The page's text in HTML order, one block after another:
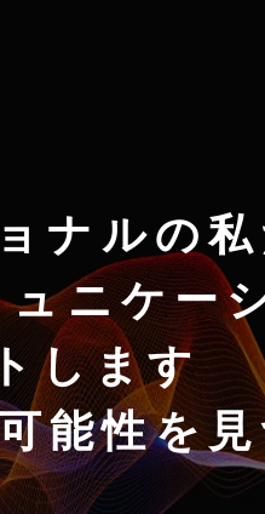
ナルの私
ニケー
します
能性を